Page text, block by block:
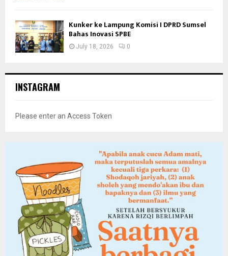
Kunker ke Lampung Komisi I DPRD Sumsel
Bahas Inovasi SPBE
July 18, 2026 0
INSTAGRAM
Please enter an Access Token